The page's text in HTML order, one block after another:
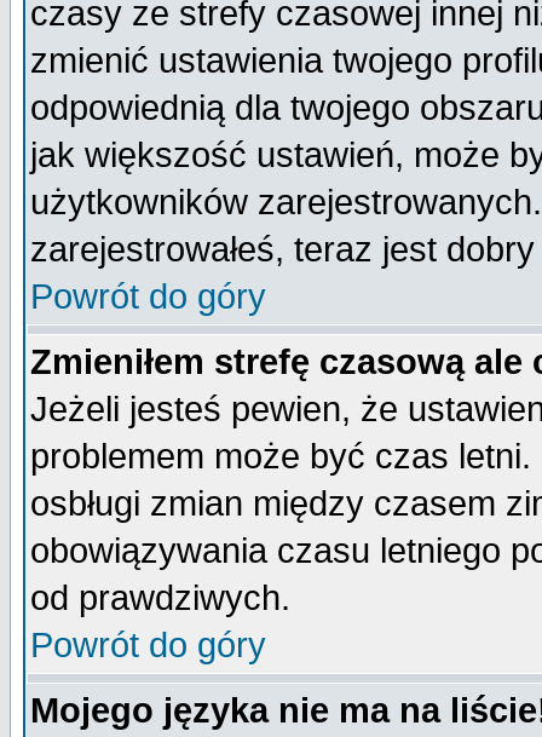
czasy ze strefy czasowej innej
zmienić ustawienia twojego
odpowiednią dla twojego
jak większość ustawień, może
użytkowników
zarejestrowałeś, teraz jest
Powrót do góry
Zmieniłem strefę czasową
Jeżeli jesteś pewien, że
problemem może być czas
osbługi zmian między czasem
obowiązywania czasu letniego
od prawdziwych.
Powrót do góry
Mojego języka nie ma na